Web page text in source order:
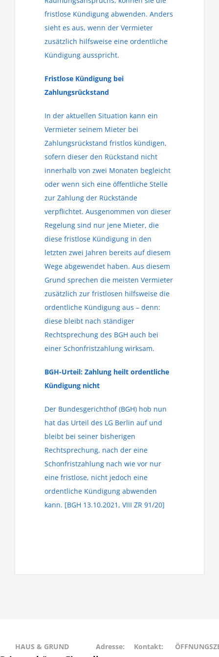
fristlose Kündigung abwenden. Anders
sieht es aus, wenn der Vermieter
zusätzlich hilfsweise eine ordentliche
Kündigung ausspricht.
Fristlose Kündigung bei
Zahlungsrückstand
In der aktuellen Situation kann ein
Vermieter seinem Mieter bei
Zahlungsrückstand fristlos kündigen,
sofern dieser den Rückstand nicht
innerhalb von zwei Monaten begleicht
oder wenn sich eine öffentliche Stelle
zur Zahlung der Rückstände
verpflichtet. Ausgenommen von dieser
Regelung sind nur jene Mieter, die
diese fristlose Kündigung in den
letzten zwei Jahren bereits auf diesem
Wege abgewendet haben. Aus diesem
Grund sprechen die meisten Vermieter
zusätzlich zur fristlosen hilfsweise die
ordentliche Kündigung aus – denn:
diese bleibt nach ständiger
Rechtsprechung des BGH auch bei
einer Schonfristzahlung wirksam.
BGH-Urteil: Zahlung heilt ordentliche
Kündigung nicht
Der Bundesgerichthof (BGH) hob nun
hat das Urteil des LG Berlin auf und
bleibt bei seiner bisherigen
Rechtsprechung, nach der eine
Schonfristzahlung nach wie vor nur
eine fristlose, nicht jedoch eine
ordentliche Kündigung abwenden
kann. [BGH 13.10.2021, VIII ZR 91/20]
HAUS & GRUND
Adresse:
Kontakt: